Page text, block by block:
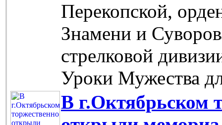
Перекопской,
Знамени и
стрелковой
Уроки Мужества
В г.Октябрьском